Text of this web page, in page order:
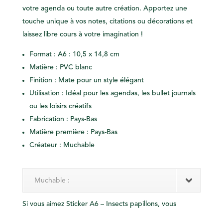
votre agenda ou toute autre création. Apportez une
touche unique à vos notes, citations ou décorations et
laissez libre cours à votre imagination !
Format : A6 : 10,5 x 14,8 cm
Matière : PVC blanc
Finition : Mate pour un style élégant
Utilisation : Idéal pour les agendas, les bullet journals
ou les loisirs créatifs
Fabrication : Pays-Bas
Matière première : Pays-Bas
Créateur : Muchable
Muchable :
Si vous aimez Sticker A6 – Insects papillons, vous